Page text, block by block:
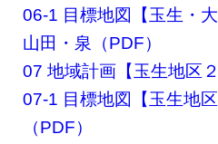
06-1 目標地図【玉生・
山田・泉（PDF）
07 地域計画【玉生地区
07-1 目標地図【玉生地
（PDF）